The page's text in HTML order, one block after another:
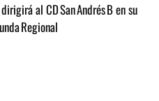
al CD San Andrés B en su
Regional